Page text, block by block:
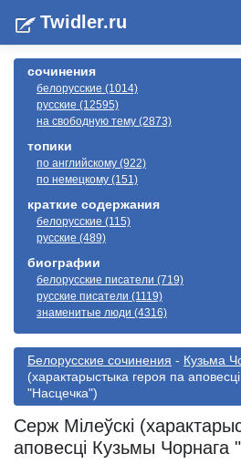
Twidler.ru
сочинения
белорусские (1014)
русские (12595)
на свободную тему (2873)
топики
по английскому (922)
по немецкому (151)
краткие содержания
белорусские (115)
русские (489)
биографии
белорусские писатели (719)
русские писатели (1119)
знаменитые люди (4316)
Белорусские сочинения - Кузьма
(характарыстыка героя па
"Насцечка")
Серж Мілеўскі
аповесці Кузьмы Чорнага